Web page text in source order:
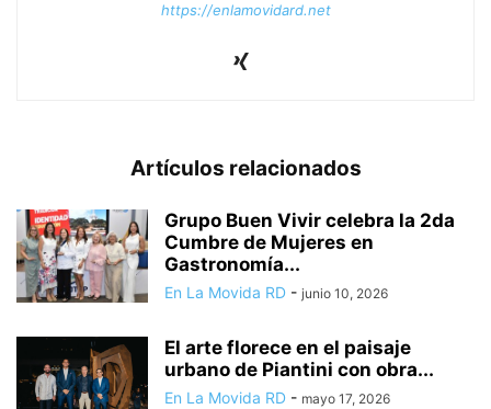
https://enlamovidard.net
Artículos relacionados
Grupo Buen Vivir celebra la 2da
Cumbre de Mujeres en
Gastronomía...
En La Movida RD - junio 10, 2026
El arte florece en el paisaje
urbano de Piantini con obra...
En La Movida RD - mayo 17, 2026